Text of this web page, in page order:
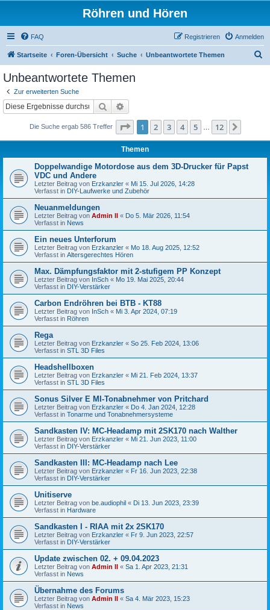
Röhren und Hören
FAQ Anmelden
Registrieren
Startseite Foren-Übersicht Suche Unbeantwortete Themen
Unbeantwortete Themen
Zur erweiterten Suche
Suche
Die Suche ergab 586 Treffer Seite 1von 12
1 2 3 4 5 12
Themen
Doppelwandige Motordose aus dem 3D-Drucker für Papst
VDC und Andere
Letzter Beitrag von Erzkanzler « Mi 15. Jul 2026, 14:28
Verfasst in DIY-Laufwerke und Zubehör
Neuanmeldungen
Letzter Beitrag von Admin II « Do 5. Mär 2026, 11:54
Verfasst in News
Ein neues Unterforum
Letzter Beitrag von Erzkanzler « Mo 18. Aug 2025, 12:52
Verfasst in Altersgerechtes Hören
Max. Dämpfungsfaktor mit 2-stufigem PP Konzept
Letzter Beitrag von InSch « Mo 19. Mai 2025, 20:44
Verfasst in DIY-Verstärker
Carbon Endröhren bei BTB - KT88
Letzter Beitrag von InSch « Mi 3. Apr 2024, 07:19
Verfasst in Röhren
Rega
Letzter Beitrag von Erzkanzler « So 25. Feb 2024, 13:06
Verfasst in STL 3D Files
Headshellboxen
Letzter Beitrag von Erzkanzler « Mi 21. Feb 2024, 13:37
Verfasst in STL 3D Files
Sonus Silver E MI-Tonabnehmer von Pritchard
Letzter Beitrag von Erzkanzler « Do 4. Jan 2024, 12:28
Verfasst in Tonarme und Tonabnehmersysteme
Sandkasten IV: MC-Headamp mit 2SK170 nach Walther
Letzter Beitrag von Erzkanzler « Mi 21. Jun 2023, 11:00
Verfasst in DIY-Verstärker
Sandkasten III: MC-Headamp nach Lee
Letzter Beitrag von Erzkanzler « Fr 16. Jun 2023, 22:38
Verfasst in DIY-Verstärker
Unitiserve
Letzter Beitrag von be.audiophil « Di 13. Jun 2023, 23:39
Verfasst in Hardware
Sandkasten I - RIAA mit 2x 2SK170
Letzter Beitrag von Erzkanzler « Fr 9. Jun 2023, 22:57
Verfasst in DIY-Verstärker
Update zwischen 02. + 09.04.2023
Letzter Beitrag von Admin II « Sa 1. Apr 2023, 21:31
Verfasst in News
Übernahme des Forums
Letzter Beitrag von Admin II « Sa 4. Mär 2023, 15:23
Verfasst in News